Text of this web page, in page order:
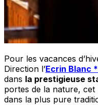
Pour les vacances
Direction l’Ecrin Blanc
dans la prestigieuse
portes de la nature, cet
dans la plus pure